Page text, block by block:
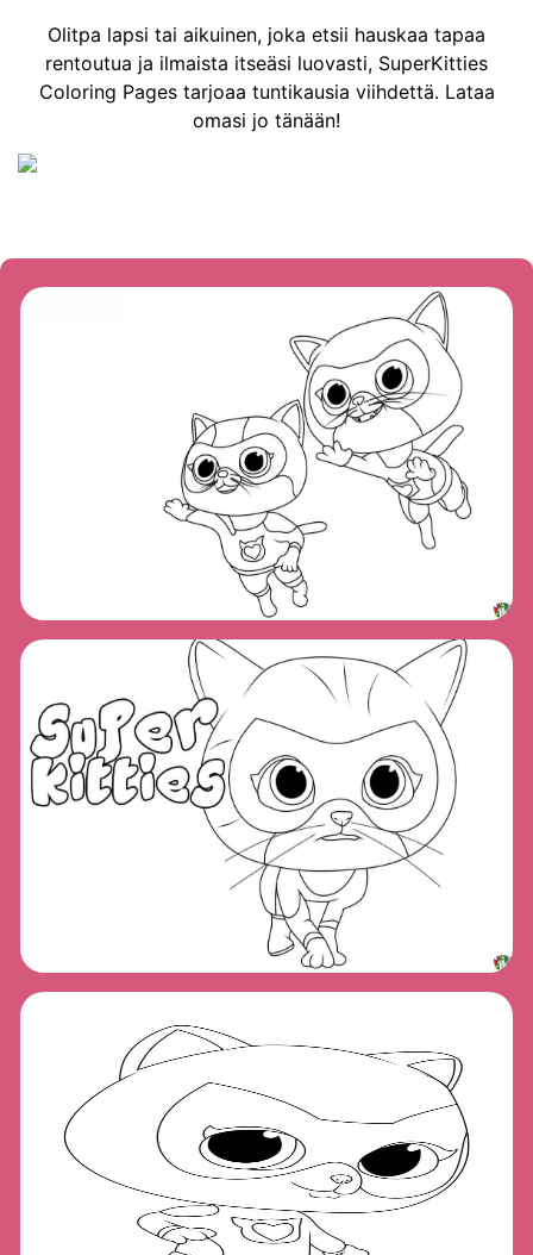
Olitpa lapsi tai aikuinen, joka etsii hauskaa tapaa
rentoutua ja ilmaista itseäsi luovasti, SuperKitties
Coloring Pages tarjoaa tuntikausia viihdettä. Lataa
omasi jo tänään!